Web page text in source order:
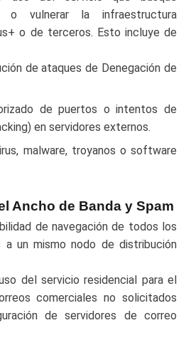
o vulnerar la infraestructura
o de terceros. Esto incluye de
de ataques de Denegación de
de puertos o intentos de
en servidores externos.
malware, troyanos o software
Ancho de Banda y Spam
de navegación de todos los
a un mismo nodo de distribución
del servicio residencial para el
comerciales no solicitados
de servidores de correo